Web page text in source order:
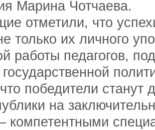
Марина Чотчаева.
отметили, что
только их личного
работы педагогов,
победители станут
на